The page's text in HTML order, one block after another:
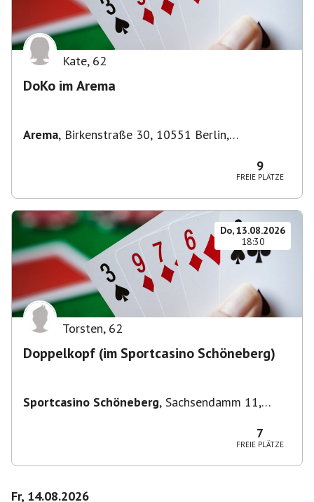
Kate, 62
DoKo im Arema
Arema, Birkenstraße 30, 10551 Berlin,
9
FREIE PLÄTZE
Do, 13.08.2026
18:30
Torsten, 62
Doppelkopf (im Sportcasino Schöneberg)
Sportcasino Schöneberg, Sachsendamm 11,
7
FREIE PLÄTZE
Fr, 14.08.2026